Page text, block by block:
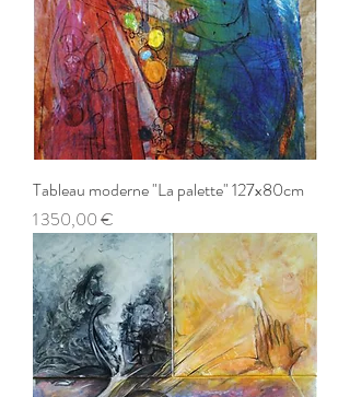
Tableau moderne "La palette" 127x80cm
Prix
1 350,00 €